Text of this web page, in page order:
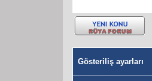
Gösteriliş ayarları